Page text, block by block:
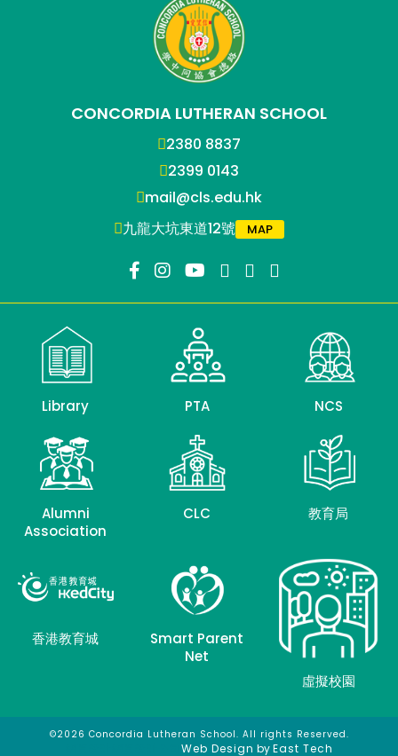
CONCORDIA LUTHERAN SCHOOL
2380 8837
2399 0143
mail@cls.edu.hk
九龍大坑東道12號
MAP
Library PTA NCS
Alumni
Association
CLC 教育局
香港教育城
Smart Parent
Net
虛擬校園
©2026 Concordia Lutheran School. All rights Reserved.
Web Design byEast Tech